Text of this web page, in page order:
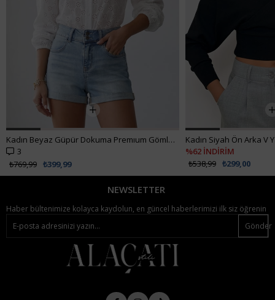
Kadın Beyaz Güpür Dokuma Premıum Gömlek ALC-X4366
3
₺399,99
₺769,99
%62 İNDİRİM
₺299,00
₺538,99
NEWSLETTER
Haber bültenimize kolayca kaydolun, en güncel haberlerimizi ilk siz öğrenin
Gönder